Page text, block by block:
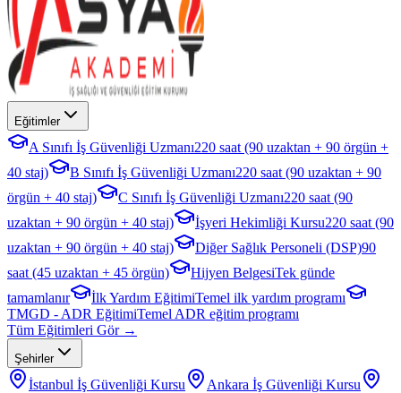
Eğitimler
A Sınıfı İş Güvenliği Uzmanı220 saat (90 uzaktan + 90 örgün +
40 staj)
B Sınıfı İş Güvenliği Uzmanı220 saat (90 uzaktan + 90
örgün + 40 staj)
C Sınıfı İş Güvenliği Uzmanı220 saat (90
uzaktan + 90 örgün + 40 staj)
İşyeri Hekimliği Kursu220 saat (90
uzaktan + 90 örgün + 40 staj)
Diğer Sağlık Personeli (DSP)90
saat (45 uzaktan + 45 örgün)
Hijyen BelgesiTek günde
tamamlanır
İlk Yardım EğitimiTemel ilk yardım programı
TMGD - ADR EğitimiTemel ADR eğitim programı
Tüm Eğitimleri Gör →
Şehirler
İstanbul İş Güvenliği Kursu Ankara İş Güvenliği Kursu